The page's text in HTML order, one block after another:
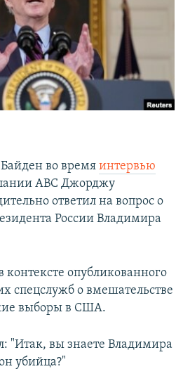
во время интервью
ABC Джорджу
ответил на вопрос о
России Владимира
контексте опубликованного
спецслужб о вмешательстве
выборы в США.
"Итак, вы знаете Владимира
убийца?"